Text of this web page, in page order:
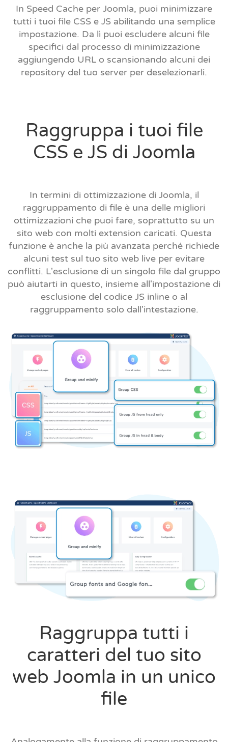
In Speed Cache per Joomla, puoi minimizzare
tutti i tuoi file CSS e JS abilitando una semplice
impostazione. Da lì puoi escludere alcuni file
specifici dal processo di minimizzazione
aggiungendo URL o scansionando alcuni dei
repository del tuo server per deselezionarli.
Raggruppa i tuoi file
CSS e JS di Joomla
In termini di ottimizzazione di Joomla, il
raggruppamento di file è una delle migliori
ottimizzazioni che puoi fare, soprattutto su un
sito web con molti extension caricati. Questa
funzione è anche la più avanzata perché richiede
alcuni test sul tuo sito web live per evitare
conflitti. L'esclusione di un singolo file dal gruppo
può aiutarti in questo, insieme all'impostazione di
esclusione del codice JS inline o al
raggruppamento solo dall'intestazione.
Raggruppa tutti i
caratteri del tuo sito
web Joomla in un unico
file